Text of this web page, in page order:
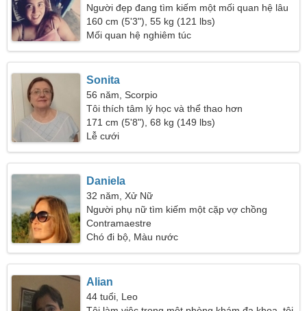
Người đẹp đang tìm kiếm một mối quan hệ lâu
dài
160 cm (5'3"), 55 kg (121 lbs)
Mối quan hệ nghiêm túc
Sonita
56 năm, Scorpio
Tôi thích tâm lý học và thể thao hơn
171 cm (5'8"), 68 kg (149 lbs)
Lễ cưới
Daniela
32 năm, Xử Nữ
Người phụ nữ tìm kiếm một cặp vợ chồng
Contramaestre
Chó đi bộ, Màu nước
Alian
44 tuổi, Leo